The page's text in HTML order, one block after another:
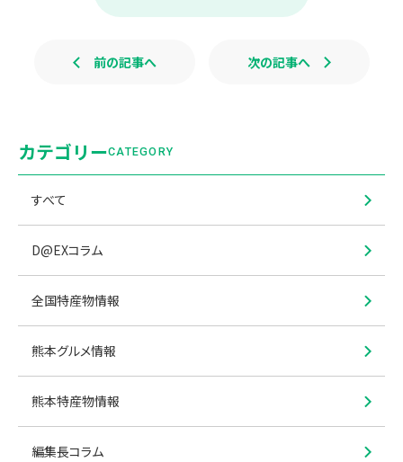
k
前の記事へ 次の記事へ
カテゴリーCATEGORY
すべて
D@EXコラム
全国特産物情報
熊本グルメ情報
熊本特産物情報
編集長コラム